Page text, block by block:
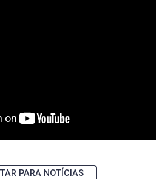
PARA NOTÍCIAS